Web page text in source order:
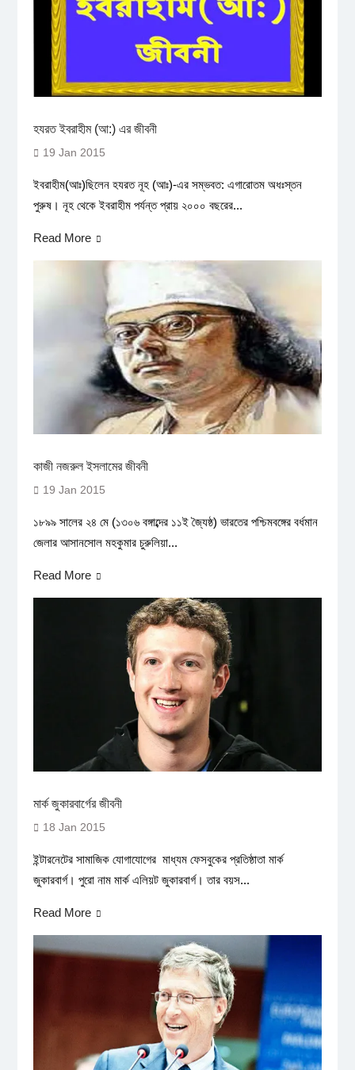
হযরত ইবরাহীম (আ:) এর জীবনী
19 Jan 2015
ইবরাহীম(আঃ)ছিলেন হযরত নূহ (আঃ)-এর সম্ভবত: এগারোতম অধঃস্তন
পুরুষ। নূহ থেকে ইবরাহীম পর্যন্ত প্রায় ২০০০ বছরের...
Read More
কাজী নজরুল ইসলামের জীবনী
19 Jan 2015
১৮৯৯ সালের ২৪ মে (১৩০৬ বঙ্গাব্দের ১১ই জ্যৈষ্ঠ) ভারতের পশ্চিমবঙ্গের বর্ধমান
জেলার আসানসোল মহকুমার চুরুলিয়া...
Read More
মার্ক জুকারবার্গের জীবনী
18 Jan 2015
ইন্টারনেটের সামাজিক যোগাযোগের মাধ্যম ফেসবুকের প্রতিষ্ঠাতা মার্ক
জুকারবার্গ। পুরো নাম মার্ক এলিয়ট জুকারবার্গ। তার বয়স...
Read More